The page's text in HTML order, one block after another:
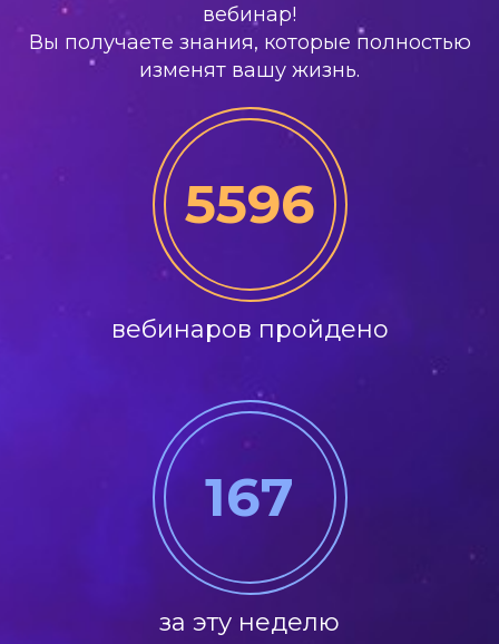
вебинар!
Вы получаете знания, которые полностью
изменят вашу жизнь.
5596
вебинаров пройдено
167
за эту неделю